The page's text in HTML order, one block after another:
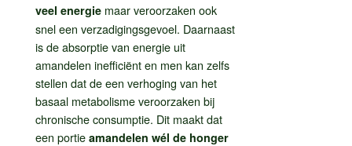
veel energie maar veroorzaken ook
snel een verzadigingsgevoel. Daarnaast
is de absorptie van energie uit
amandelen inefficiënt en men kan zelfs
stellen dat de een verhoging van het
basaal metabolisme veroorzaken bij
chronische consumptie. Dit maakt dat
een portie amandelen wél de honger